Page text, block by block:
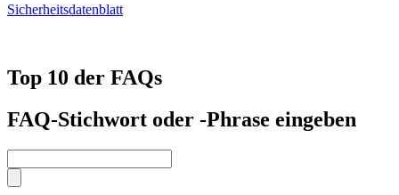
Sicherheitsdatenblatt
Top 10 der FAQs
FAQ-Stichwort oder -Phrase eingeben